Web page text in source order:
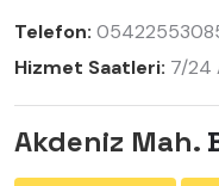
Telefon:
Hizmet Saatleri: 7/24
Akdeniz Mah.